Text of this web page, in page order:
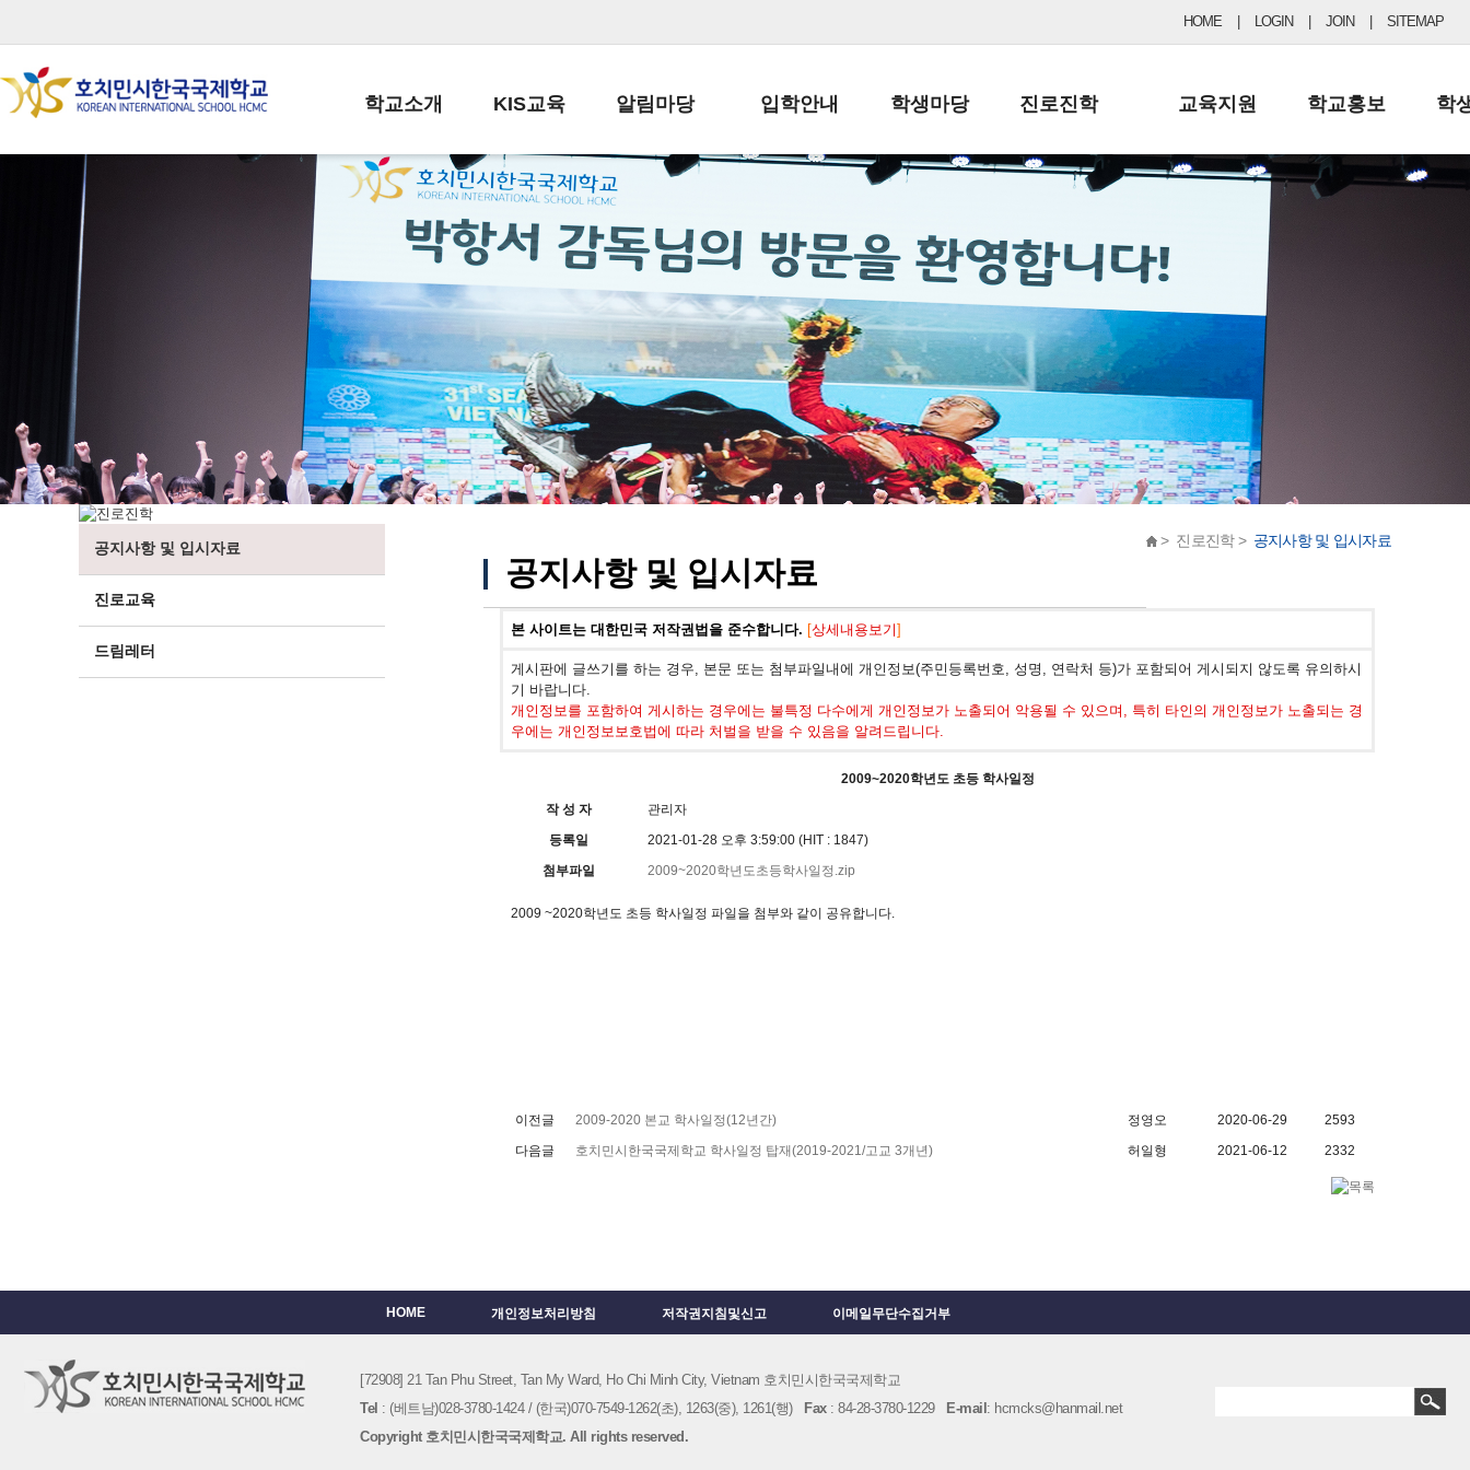
HOME LOGIN JOIN SITEMAP
학교소개
학교장인사말
학교상징
학교연혁
교직원현황
학생현황
위치/전화
전경사진
KIS교육
교육목표
학사일정
일과시간표
성과평가자료
알림마당
공지사항
납부금 안내
스쿨버스 운행 안내
급식안내
서식자료실
학부모방
정기고사 기출문제
입학안내
전-편입 서류양식
입학금/수업료
교복구입안내
학생마당
학생생활규정
학교신문
자율진로동아리
유초등 소식지
진로진학
공지사항 및 입시자료
드림레터
교육지원
행정실
학교운영위원회
학교건축기금
학교홍보
보도자료
학
공지사항 및 입시자료
진로교육
드림레터
> 진로진학 > 공지사항 및 입시자료
공지사항 및 입시자료
본 사이트는 대한민국 저작권법을 준수합니다. [상세내용보기]
게시판에 글쓰기를 하는 경우, 본문 또는 첨부파일내에 개인정보(주민등록번호, 성명, 연락처 등)가 포함되어 게시되지 않도록 유의하시
기 바랍니다.
개인정보를 포함하여 게시하는 경우에는 불특정 다수에게 개인정보가 노출되어 악용될 수 있으며, 특히 타인의 개인정보가 노출되는 경
우에는 개인정보보호법에 따라 처벌을 받을 수 있음을 알려드립니다.
2009~2020학년도 초등 학사일정
작 성 자
관리자
등록일
2021-01-28 오후 3:59:00 (HIT : 1847)
첨부파일
2009~2020학년도초등학사일정.zip
2009 ~2020학년도 초등 학사일정 파일을 첨부와 같이 공유합니다.
이전글 2009-2020 본교 학사일정(12년간) 정영오 2020-06-29
2593
다음글
호치민시한국국제학교 학사일정 탑재(2019-2021/고교 3개년) 허일형 2021-06-12 2332
HOME 개인정보처리방침 저작권지침및신고 이메일무단수집거부
[72908] 21 Tan Phu Street, Tan My Ward, Ho Chi Minh City, Vietnam 호치민시한국국제학교
Tel : (베트남)028-3780-1424 / (한국)070-7549-1262(초), 1263(중), 1261(행) Fax: 84-28-3780-1229 E-mail : hcmcks@hanmail.net
Copyright 호치민시한국국제학교. All rights reserved.